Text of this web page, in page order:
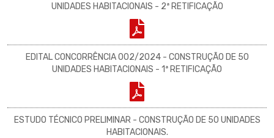
UNIDADES HABITACIONAIS - 2ª RETIFICAÇÃO
EDITAL CONCORRÊNCIA 002/2024 - CONSTRUÇÃO DE 50
UNIDADES HABITACIONAIS - 1ª RETIFICAÇÃO
ESTUDO TÉCNICO PRELIMINAR - CONSTRUÇÃO DE 50 UNIDADES
HABITACIONAIS.